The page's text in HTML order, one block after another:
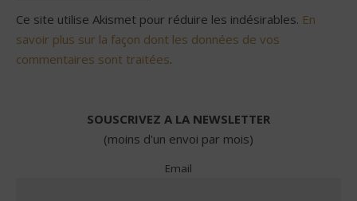
Ce site utilise Akismet pour réduire les indésirables. En
savoir plus sur la façon dont les données de vos
commentaires sont traitées.
SOUSCRIVEZ A LA NEWSLETTER
(moins d'un envoi par mois)
Email